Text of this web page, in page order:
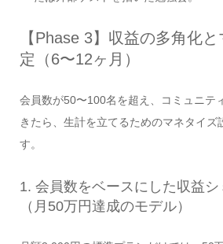
【Phase 3】収益の多角化
定（6〜12ヶ月）
会員数が50〜100名を超え、コミュニテ
きたら、生計を立てるためのマネタイズ
す。
1. 会員数をベースにした収益
（月50万円達成のモデル）